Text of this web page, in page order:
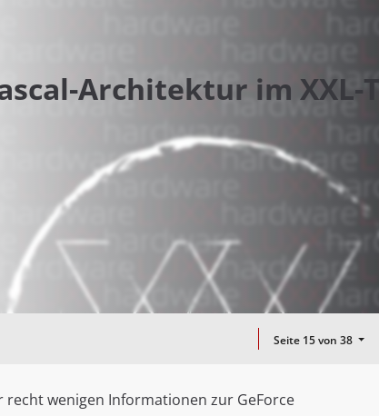
Architektur im XXL-
Seite 15 von 38
wenigen Informationen zur GeForce